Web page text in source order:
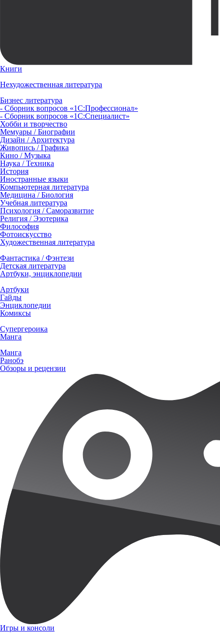
Книги
Нехудожественная литература
Бизнес литература
- Сборник вопросов «1С:Профессионал»
- Сборник вопросов «1С:Специалист»
Хобби и творчество
Мемуары / Биографии
Дизайн / Архитектура
Живопись / Графика
Кино / Музыка
Наука / Техника
История
Иностранные языки
Компьютерная литература
Медицина / Биология
Учебная литература
Психология / Саморазвитие
Религия / Эзотерика
Философия
Фотоискусство
Художественная литература
Фантастика / Фэнтези
Детская литература
Артбуки, энциклопедии
Артбуки
Гайды
Энциклопедии
Комиксы
Супергероика
Манга
Манга
Ранобэ
Обзоры и рецензии
Игры и консоли